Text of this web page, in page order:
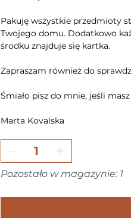
Pakuję wszystkie przedmioty
Twojego domu. Dodatkowo
środku znajduje się kartka.
Zapraszam również do
Śmiało pisz do mnie, jeśli
Marta Kovalska
Pozostało w magazynie: 1